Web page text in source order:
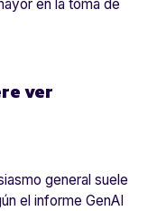
en la toma de
ver
general suele
el informe GenAI